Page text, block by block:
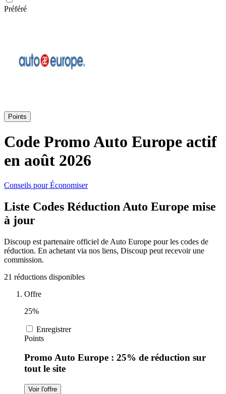
ManoMano
Guess
Europcar
Cdiscount
Vêtements et
chaussures
Vacances et
Fitness
motocyclettes
Préféré
Points
Code Promo Auto Europe actif
en août 2026
Conseils pour Économiser
Liste Codes Réduction Auto Europe mise
à jour
Discoup est partenaire officiel de Auto Europe pour les codes de
réduction. En achetant via nos liens, Discoup peut recevoir une
commission.
21 réductions disponibles
Offre
25%
Enregistrer
Points
Promo Auto Europe : 25% de réduction sur
tout le site
Voir l'offre